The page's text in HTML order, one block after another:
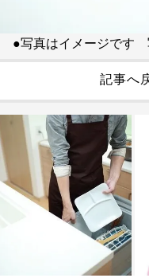
●写真はイメージです
記事へ